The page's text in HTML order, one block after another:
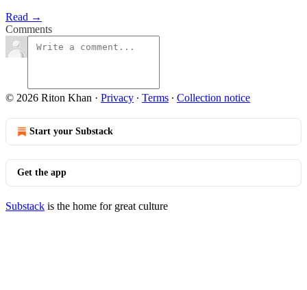
Read →
Comments
© 2026 Riton Khan · Privacy ∙ Terms ∙ Collection notice
Start your Substack
Get the app
Substack is the home for great culture